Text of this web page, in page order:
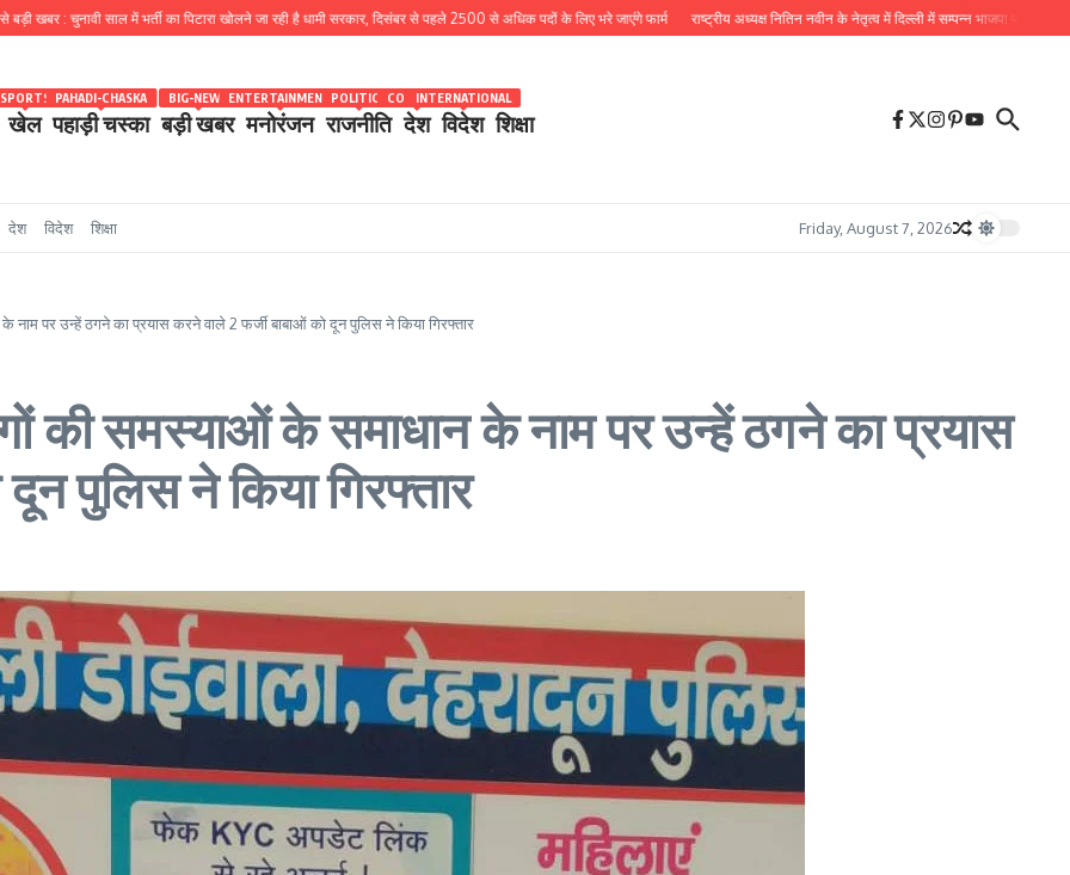
चुनावी साल में भर्ती का पिटारा खोलने जा रही है धामी सरकार, दिसंबर से पहले 2500 से अधिक पदों के लिए भरे जाएंगे फार्म राष्ट्रीय अध्यक्ष नितिन नवीन के नेतृत्व में दिल्ली में सम्पन्न भाजपा प्रदेश कोर कमेटी की
खेल
SPORTS
पहाड़ी चस्का
PAHADI-CHASKA
बड़ी खबर
BIG-NEWS
मनोरंजन
ENTERTAINMENT
राजनीति
POLITICS
देश
COUNTRY
विदेश
INTERNATIONAL
शिक्षा
देश विदेश शिक्षा Friday, August 7, 2026
पर उन्हें ठगने का प्रयास करने वाले 2 फर्जी बाबाओं को दून पुलिस ने किया गिरफ्तार
की समस्याओं के समाधान के नाम पर उन्हें ठगने का प्रयास
पुलिस ने किया गिरफ्तार